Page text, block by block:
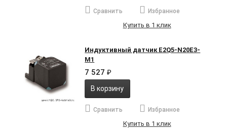
Сравнить Избранное
Купить в 1 клик
Индуктивный датчик E2Q5-N20E3-
M1
7 527₽
В корзину
Сравнить Избранное
Купить в 1 клик